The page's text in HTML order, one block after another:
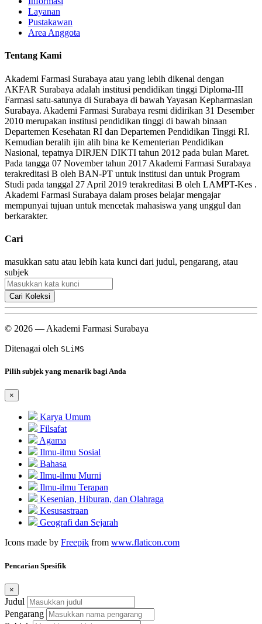
Layanan
Pustakawan
Area Anggota
Tentang Kami
Akademi Farmasi Surabaya atau yang lebih dikenal dengan
AKFAR Surabaya adalah institusi pendidikan tinggi Diploma-III
Farmasi satu-satunya di Surabaya di bawah Yayasan Kepharmasian
Surabaya. Akademi Farmasi Surabaya resmi didirikan 31 Desember
2010 merupakan institusi pendidikan tinggi di bawah binaan
Departemen Kesehatan RI dan Departemen Pendidikan Tinggi RI.
Kemudian beralih ijin alih bina ke Kementerian Pendidikan
Nasional, tepatnya DIRJEN DIKTI tahun 2012 pada bulan Maret.
Pada tangga 07 November tahun 2017 Akademi Farmasi Surabaya
terakreditasi B oleh BAN-PT untuk institusi dan untuk Program
Studi pada tanggal 27 April 2019 terakreditasi B oleh LAMPT-Kes .
Akademi Farmasi Surabaya dalam proses belajar mengajar
mempunyai tujuan untuk mencetak mahasiswa yang unggul dan
berkarakter.
Cari
masukkan satu atau lebih kata kunci dari judul, pengarang, atau
subjek
Cari Koleksi
© 2026 — Akademi Farmasi Surabaya
Ditenagai oleh SLiMS
Pilih subjek yang menarik bagi Anda
×
Karya Umum
Filsafat
Agama
Ilmu-ilmu Sosial
Bahasa
Ilmu-ilmu Murni
Ilmu-ilmu Terapan
Kesenian, Hiburan, dan Olahraga
Kesusastraan
Geografi dan Sejarah
Icons made by Freepik from www.flaticon.com
Pencarian Spesifik
×
Judul
Pengarang